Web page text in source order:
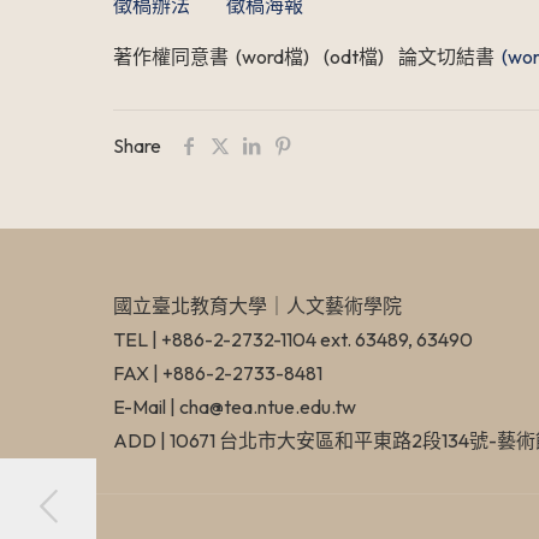
徵稿辦法 徵稿海報
著作權同意書 (word檔) (odt檔) 論文切結書
Share
國立臺北教育大學​｜人文藝術學院
TEL | +886-2-2732-1104 ext. 63489, 63490
FAX | +886-2-2733-8481
E-Mail | cha@tea.ntue.edu.tw
ADD | 10671 台北市大安區和平東路2段134號-藝